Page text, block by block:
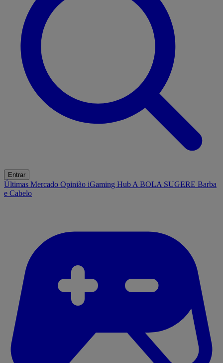
Entrar
Últimas Mercado Opinião iGaming Hub A BOLA SUGERE Barba
e Cabelo